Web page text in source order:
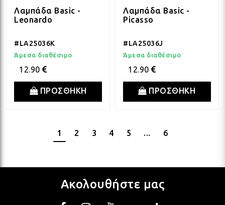
Λαμπάδα Basic -
Leonardo
#LA25036K
Άμεσα διαθέσιμο
12.90
ΠΡΟΣΘΗΚΗ
Λαμπάδα Basic -
Picasso
#LA25036J
Άμεσα διαθέσιμο
12.90
ΠΡΟΣΘΗΚΗ
1 2 3 4 5 ... 6
Ακολουθήστε μας